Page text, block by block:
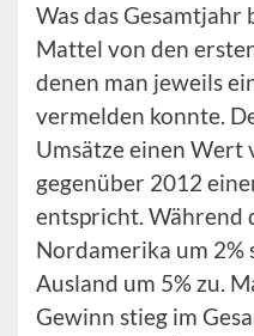
Was das
Mattel von den
denen man jeweils
vermelden konnte.
Umsätze einen Wert
gegenüber 2012
entspricht. Während
Nordamerika um 2%
Ausland um 5% zu.
Gewinn stieg im